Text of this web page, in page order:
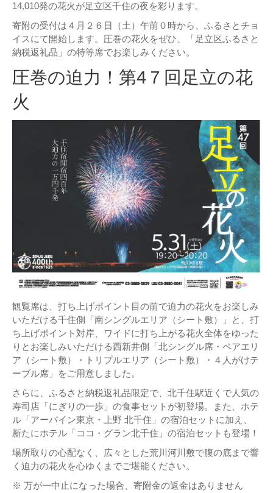
14,010発の花火が足立区千住の夜を彩ります。
寄附の受付は４月２６日（土）午前０時から、ふるさとチョ
イスにて開始します。圧巻の花火をぜひ、「足立区ふるさと
納税返礼品」の特等席でお楽しみください。
圧巻の迫力！第4７回足立の花
火
観覧席は、打ち上げポイント目の前で迫力の花火をお楽しみ
いただける千住側「南シングルエリア（シート敷）」と、打
ち上げポイント対岸、ワイドに打ち上がる花火全体をゆった
りとお楽しみいただける西新井側「北シングル席・ペアエリ
ア（シート敷）・トリプルエリア（シート敷）・４人がけテ
ーブル席」をご用意しました。
さらに、ふるさと納税返礼品限定で、北千住駅近くで人気の
寿司店「にぎりの一歩」の食事セットが初登場。また、ホテ
ル「アーバイン東京・上野 北千住」の宿泊セットに加え、
新たにホテル「ココ・グラン北千住」の宿泊セットも登場！
場所取りの心配なく、広々とした荒川河川敷で腹の底まで響
く迫力の花火を心ゆくまでご堪能ください。
※ 万が一中止になった場合、寄附金の返金はありません